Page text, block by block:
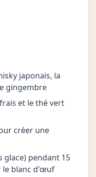
japonais, la
gingembre
et le thé vert
créer une
glace) pendant 15
le blanc d'œuf